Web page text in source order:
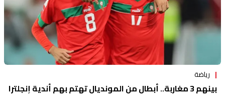
رياضة
بينهم 3 مغاربة.. أبطال من المونديال تهتم بهم أندية إنجلترا